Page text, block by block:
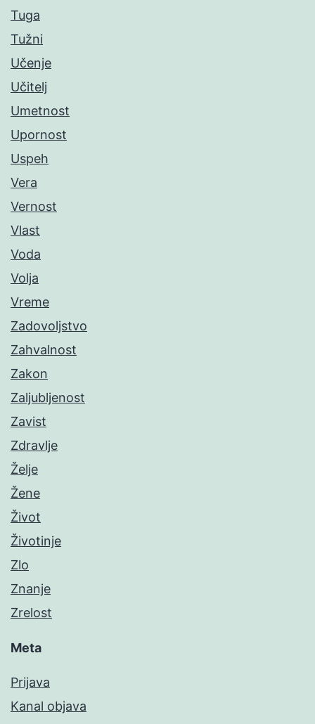
Tuga
Tužni
Učenje
Učitelj
Umetnost
Upornost
Uspeh
Vera
Vernost
Vlast
Voda
Volja
Vreme
Zadovoljstvo
Zahvalnost
Zakon
Zaljubljenost
Zavist
Zdravlje
Želje
Žene
Život
Životinje
Zlo
Znanje
Zrelost
Meta
Prijava
Kanal objava